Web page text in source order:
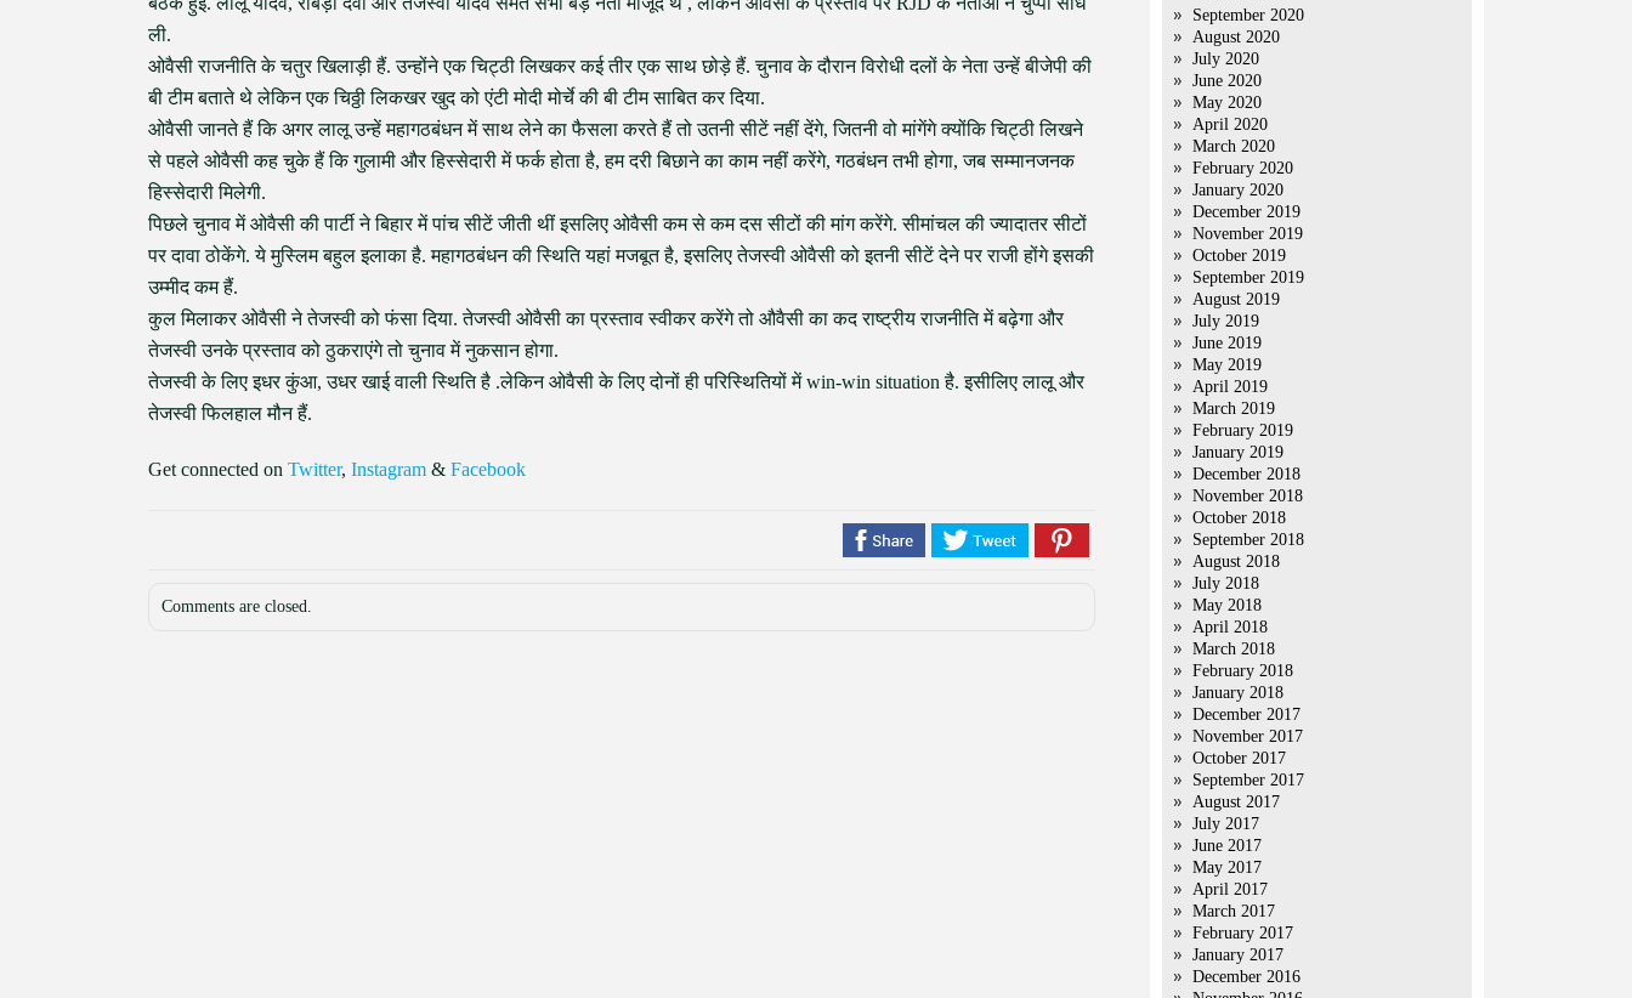
ली.
ओवैसी राजनीति के चतुर खिलाड़ी हैं. उन्होंने एक चिट्ठी लिखकर कई तीर एक साथ छोड़े हैं. चुनाव के दौरान विरोधी दलों के नेता उन्हें बीजेपी की
बी टीम बताते थे लेकिन एक चिठ्ठी लिकखर खुद को एंटी मोदी मोर्चे की बी टीम साबित कर दिया.
ओवैसी जानते हैं कि अगर लालू उन्हें महागठबंधन में साथ लेने का फैसला करते हैं तो उतनी सीटें नहीं देंगे, जितनी वो मांगेंगे क्योंकि चिट्ठी लिखने
से पहले ओवैसी कह चुके हैं कि गुलामी और हिस्सेदारी में फर्क होता है, हम दरी बिछाने का काम नहीं करेंगे, गठबंधन तभी होगा, जब सम्मानजनक
हिस्सेदारी मिलेगी.
पिछले चुनाव में ओवैसी की पार्टी ने बिहार में पांच सीटें जीती थीं इसलिए ओवैसी कम से कम दस सीटों की मांग करेंगे. सीमांचल की ज्यादातर सीटों
पर दावा ठोकेंगे. ये मुस्लिम बहुल इलाका है. महागठबंधन की स्थिति यहां मजबूत है, इसलिए तेजस्वी ओवैसी को इतनी सीटें देने पर राजी होंगे इसकी
उम्मीद कम हैं.
कुल मिलाकर ओवैसी ने तेजस्वी को फंसा दिया. तेजस्वी ओवैसी का प्रस्ताव स्वीकर करेंगे तो औवैसी का कद राष्ट्रीय राजनीति में बढ़ेगा और
तेजस्वी उनके प्रस्ताव को ठुकराएंगे तो चुनाव में नुकसान होगा.
तेजस्वी के लिए इधर कुंआ, उधर खाई वाली स्थिति है .लेकिन ओवैसी के लिए दोनों ही परिस्थितियों में win-win situation है. इसीलिए लालू और
तेजस्वी फिलहाल मौन हैं.
Get connected on Twitter, Instagram & Facebook
Comments are closed.
September 2020
August 2020
July 2020
June 2020
May 2020
April 2020
March 2020
February 2020
January 2020
December 2019
November 2019
October 2019
September 2019
August 2019
July 2019
June 2019
May 2019
April 2019
March 2019
February 2019
January 2019
December 2018
November 2018
October 2018
September 2018
August 2018
July 2018
May 2018
April 2018
March 2018
February 2018
January 2018
December 2017
November 2017
October 2017
September 2017
August 2017
July 2017
June 2017
May 2017
April 2017
March 2017
February 2017
January 2017
December 2016